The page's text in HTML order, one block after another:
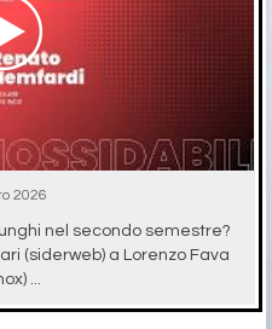
2026
nel secondo semestre?
(siderweb) a Lorenzo Fava
...